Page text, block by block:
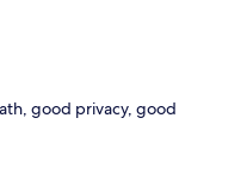
good privacy, good